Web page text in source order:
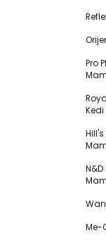
Pro
Hill's
N&D
Me-